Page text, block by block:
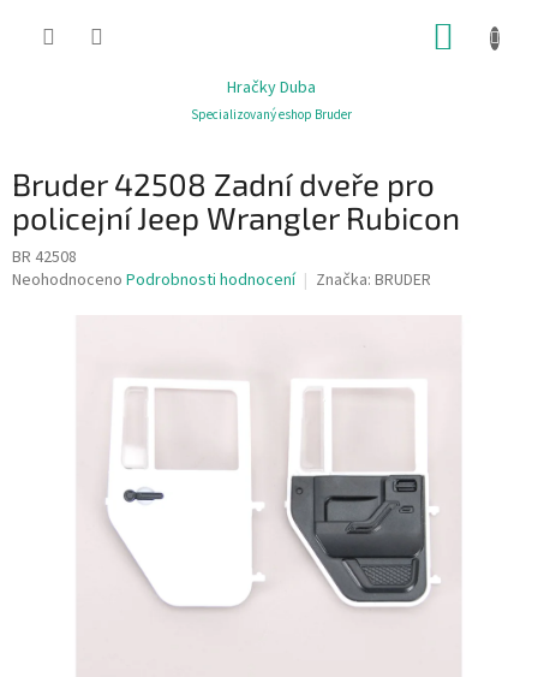
Hračky Duba
Specializovaný eshop Bruder
Bruder 42508 Zadní dveře pro
policejní Jeep Wrangler Rubicon
BR 42508
Průměrné
Neohodnoceno Podrobnosti hodnocení Značka: BRUDER